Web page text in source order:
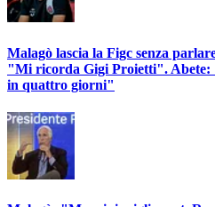
Malagò lascia la Figc senza
"Mi ricorda Gigi Proietti". Abete:
in quattro giorni"